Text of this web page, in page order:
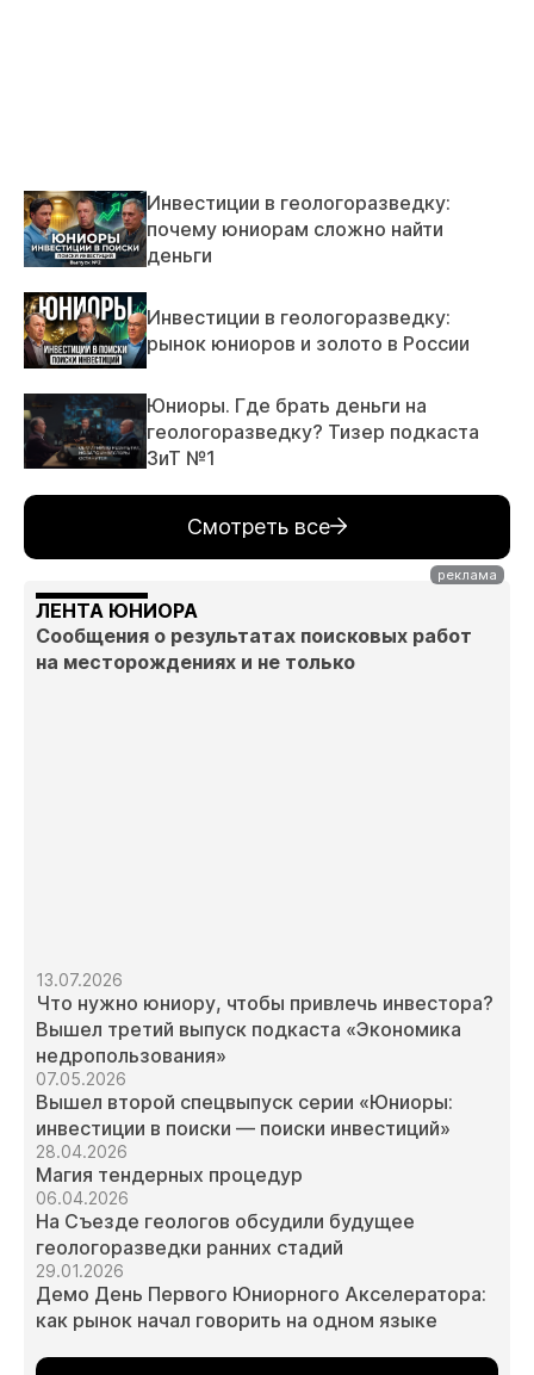
Инвестиции в геологоразведку:
почему юниорам сложно найти
деньги
Инвестиции в геологоразведку:
рынок юниоров и золото в России
Юниоры. Где брать деньги на
геологоразведку? Тизер подкаста
ЗиТ №1
Смотреть все
ЛЕНТА ЮНИОРА
Сообщения о результатах поисковых работ
на месторождениях и не только
13.07.2026
Что нужно юниору, чтобы привлечь инвестора?
Вышел третий выпуск подкаста «Экономика
недропользования»
07.05.2026
Вышел второй спецвыпуск серии «Юниоры:
инвестиции в поиски — поиски инвестиций»
28.04.2026
Магия тендерных процедур
06.04.2026
На Съезде геологов обсудили будущее
геологоразведки ранних стадий
29.01.2026
Демо День Первого Юниорного Акселератора:
как рынок начал говорить на одном языке